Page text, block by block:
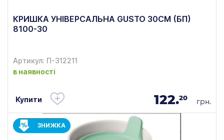
КРИШКА УНІВЕРСАЛЬНА GUSTO 30СМ (БП)
8100-30
Артикул: П-312211
в наявності
Купити 122.20 грн.
ЗНИЖКА